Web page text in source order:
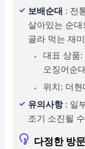
보배순대 : 전
살아있는 순
골라 먹는 재
대표 상품
오징어순
위치: 더
유의사항 : 일
조기 소진될
다정한 방